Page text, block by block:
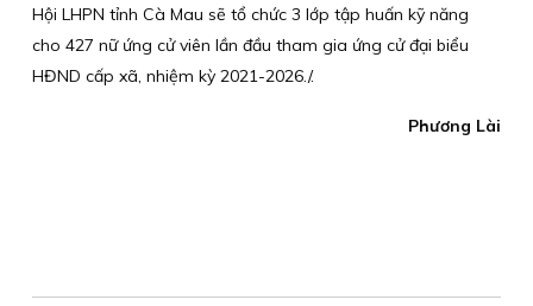
Hội LHPN tỉnh Cà Mau sẽ tổ chức 3 lớp tập huấn kỹ năng
cho 427 nữ ứng cử viên lần đầu tham gia ứng cử đại biểu
HĐND cấp xã, nhiệm kỳ 2021-2026./.
Phương Lài